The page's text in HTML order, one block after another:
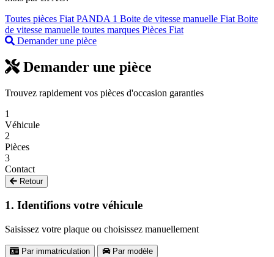
Toutes pièces Fiat PANDA 1 Boite de vitesse manuelle Fiat Boite
de vitesse manuelle toutes marques Pièces Fiat
Demander une pièce
Demander une pièce
Trouvez rapidement vos pièces d'occasion garanties
1
Véhicule
2
Pièces
3
Contact
Retour
1. Identifions votre véhicule
Saisissez votre plaque ou choisissez manuellement
Par immatriculation Par modèle